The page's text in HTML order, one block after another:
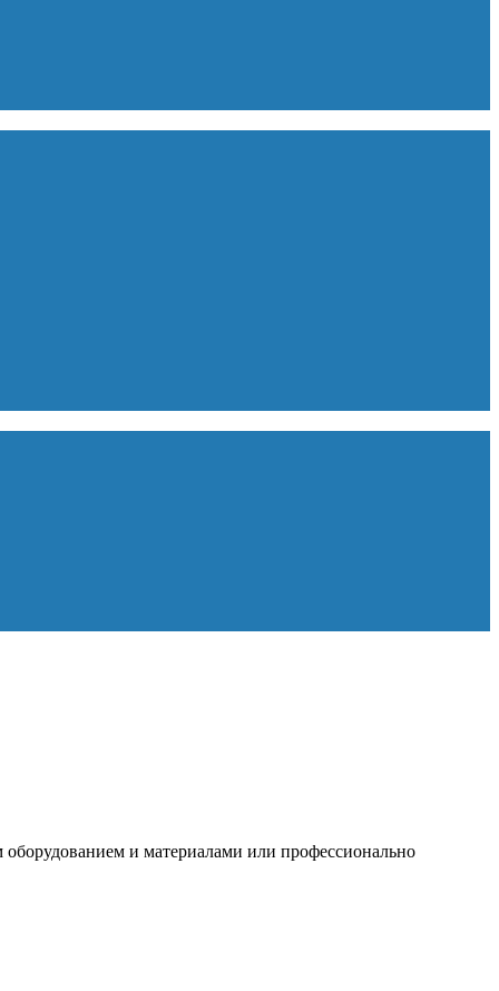
и материалами или профессионально